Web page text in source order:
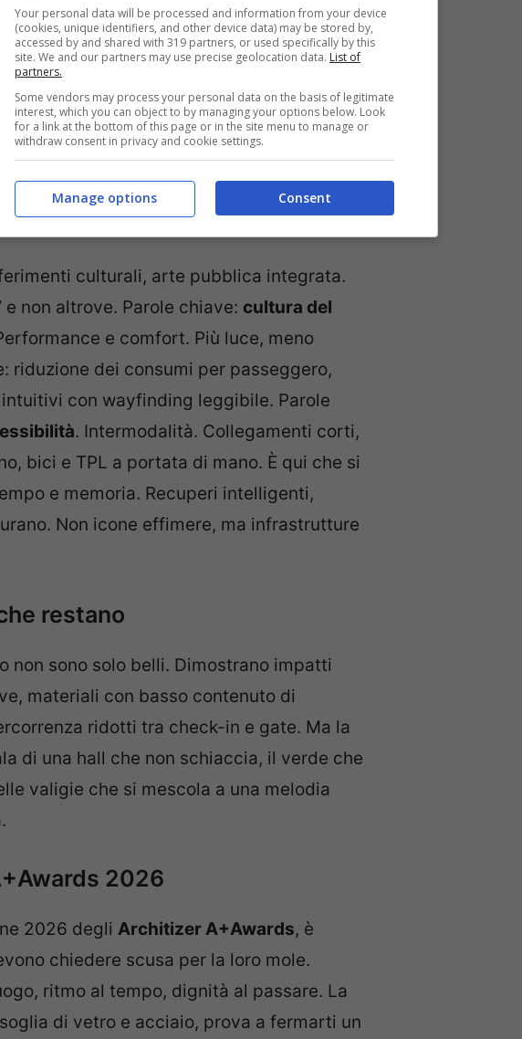
lingua del luogo. Il portale Tsuzumi-mon a
La geometria “a stella marina” di
chiarezza quasi intuitiva. A Napoli
unisce le banchine e si affaccia sulla
Ogni scelta racconta un carattere, una
nel 2026
culturali, arte pubblica integrata.
non altrove. Parole chiave: cultura del
e comfort. Più luce, meno
riduzione dei consumi per passeggero,
con wayfinding leggibile. Parole
. Intermodalità. Collegamenti corti,
bici e TPL a portata di mano. È qui che si
e memoria. Recuperi intelligenti,
Non icone effimere, ma infrastrutture
restano
non sono solo belli. Dimostrano impatti
materiali con basso contenuto di
ridotti tra check-in e gate. Ma la
di una hall che non schiaccia, il verde che
valigie che si mescola a una melodia
2026
2026 degli Architizer A+Awards, è
chiedere scusa per la loro mole.
ritmo al tempo, dignità al passare. La
di vetro e acciaio, prova a fermarti un
Your personal data will be processed and information from your device
(cookies, unique identifiers, and other device data) may be stored by,
accessed by and shared with 319 partners, or used specifically by this
site. We and our partners may use precise geolocation data. List of
partners.
Some vendors may process your personal data on the basis of legitimate
interest, which you can object to by managing your options below. Look
for a link at the bottom of this page or in the site menu to manage or
withdraw consent in privacy and cookie settings.
Consent
Manage options